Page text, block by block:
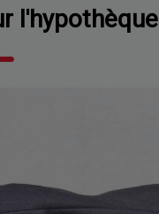
l'hypothèque